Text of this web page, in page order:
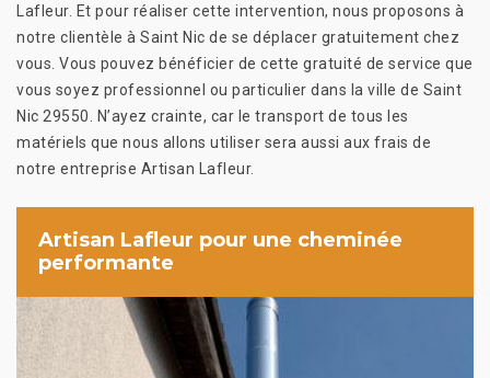
Lafleur. Et pour réaliser cette intervention, nous proposons à
notre clientèle à Saint Nic de se déplacer gratuitement chez
vous. Vous pouvez bénéficier de cette gratuité de service que
vous soyez professionnel ou particulier dans la ville de Saint
Nic 29550. N’ayez crainte, car le transport de tous les
matériels que nous allons utiliser sera aussi aux frais de
notre entreprise Artisan Lafleur.
Artisan Lafleur pour une cheminée
performante